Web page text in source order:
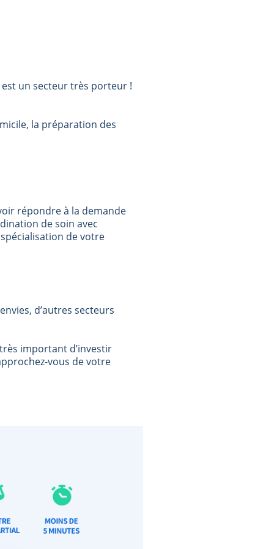
un secteur très porteur !
la préparation des
répondre à la demande
de soin avec
de votre
d’autres secteurs
important d’investir
vous de votre